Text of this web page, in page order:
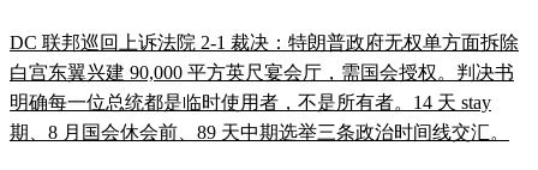
DC 联邦巡回上诉法院 2-1 裁决：特朗普政府无权单方面拆除
白宫东翼兴建 90,000 平方英尺宴会厅，需国会授权。判决书
明确每一位总统都是临时使用者，不是所有者。14 天 stay
期、8 月国会休会前、89 天中期选举三条政治时间线交汇。